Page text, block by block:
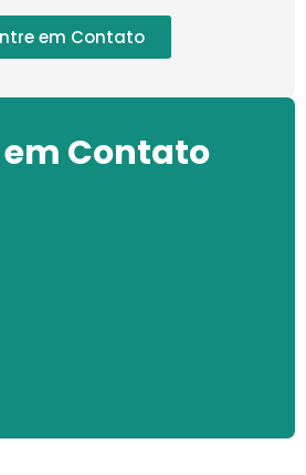
em Contato
em Contato